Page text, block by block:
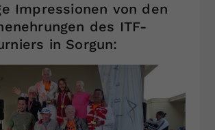
Impressionen von den
des ITF-
in Sorgun: